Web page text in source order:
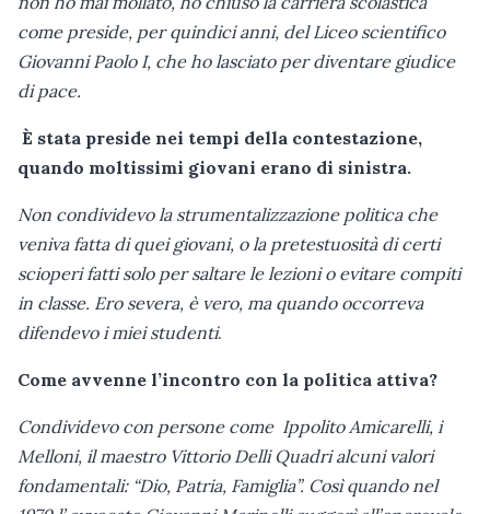
come preside, per quindici anni, del Liceo scientifico
Giovanni Paolo I, che ho lasciato per diventare giudice
di pace.
È stata preside nei tempi della contestazione,
quando moltissimi giovani erano di sinistra.
Non condividevo la strumentalizzazione politica che
veniva fatta di quei giovani, o la pretestuosità di certi
scioperi fatti solo per saltare le lezioni o evitare compiti
in classe. Ero severa, è vero, ma quando occorreva
difendevo i miei studenti.
Come avvenne l’incontro con la politica attiva?
Condividevo con persone come Ippolito Amicarelli, i
Melloni, il maestro Vittorio Delli Quadri alcuni valori
fondamentali: “Dio, Patria, Famiglia”. Così quando nel